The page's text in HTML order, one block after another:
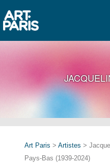
Art Paris > Artistes >
Pays-Bas (1939-2024)